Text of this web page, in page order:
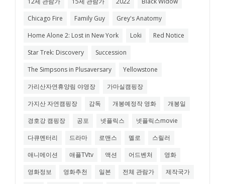
Chicago Fire
Family Guy
Grey's Anatomy
Home Alone 2: Lost in New York
Loki
Red Notice
Star Trek: Discovery
Succession
The Simpsons in Plusaversary
Yellowstone
가리산자연휴양림 야영장
가마실캠핑장
가지산 자연캠핑장
감독 개봉예정작 영화
개봉일
경호강 캠핑장
공포 넷플릭스
넷플릭스movie
다큐멘터리
드라마 로맨스 멜로
스릴러
애니메이션
애플TVtv 액션 어드벤처
영화
영화정보
영화추천 일본 전체 관람가
제작국가